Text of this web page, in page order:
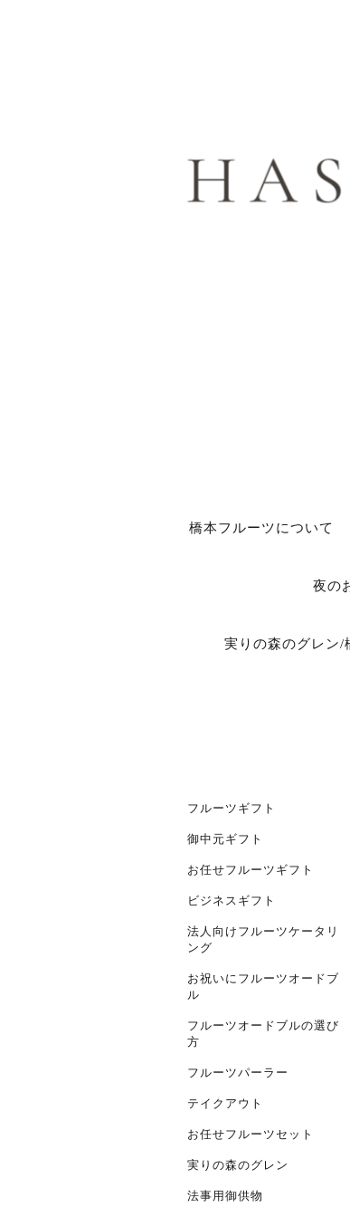
橋本フルーツについて
夜の
実りの森のグレン/
フルーツギフト
御中元ギフト
お任せフルーツギフト
ビジネスギフト
法人向けフルーツケータリ
ング
お祝いにフルーツオードブ
ル
フルーツオードブルの選び
方
フルーツパーラー
テイクアウト
お任せフルーツセット
実りの森のグレン
法事用御供物